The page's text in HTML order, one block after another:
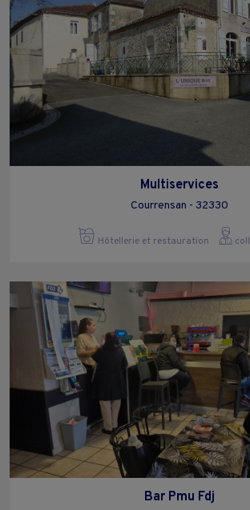
Multiservices
Courrensan - 32330
Hôtellerie et restauration
Bar Pmu Fdj